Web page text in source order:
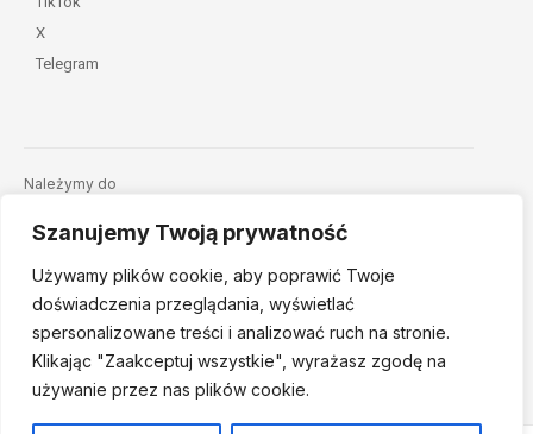
Szanujemy Twoją prywatność
Używamy plików cookie, aby poprawić Twoje
doświadczenia przeglądania, wyświetlać
spersonalizowane treści i analizować ruch na stronie.
Klikając "Zaakceptuj wszystkie", wyrażasz zgodę na
używanie przez nas plików cookie.
X
Telegram
Należymy do
© 2026 Fundacja Dajemy Dzieciom Siłę • Projekt: nordmind.pl